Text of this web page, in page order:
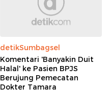
detikSumbagsel
Komentari 'Banyakin Duit
Halal' ke Pasien BPJS
Berujung Pemecatan
Dokter Tamara